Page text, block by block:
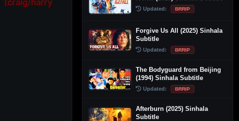
(craig/harry
Updated: BRRIP
Forgive Us All (2025) Sinhala
Subtitle
Updated: BRRIP
The Bodyguard from Beijing
(1994) Sinhala Subtitle
Updated: BRRIP
Afterburn (2025) Sinhala
Subtitle